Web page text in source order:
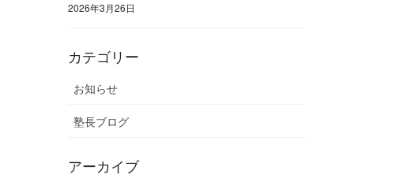
2026年3月26日
カテゴリー
お知らせ
塾長ブログ
アーカイブ